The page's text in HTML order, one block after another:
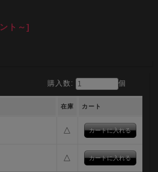
ト～]
購入数: 個
在庫 カート
△
△